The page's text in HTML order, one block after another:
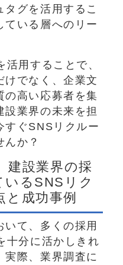
グを活用するこ
ている層へのリー
用することで、
けでなく、企業文
の高い応募者を集
設業界の未来を担
すぐSNSリクルー
か？
建設業界の採
いるSNSリク
成功事例
て、多くの採用
十分に活かしきれ
実際、業界調査に